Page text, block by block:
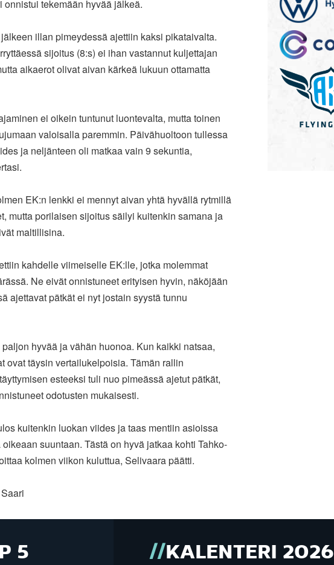
onnistui tekemään hyvää jälkeä.
illan pimeydessä ajettiin kaksi pikataivalta.
sijoitus (8:s) ei ihan vastannut kuljettajan
aikaerot olivat aivan kärkeä lukuun ottamatta
ei oikein tuntunut luontevalta, mutta toinen
valoisalla paremmin. Päivähuoltoon tullessa
ja neljänteen oli matkaa vain 9 sekuntia,
EK:n lenkki ei mennyt aivan yhtä hyvällä rytmillä
mutta porilaisen sijoitus säilyi kuitenkin samana ja
maltillisina.
kahdelle viimeiselle EK:lle, jotka molemmat
Ne eivät onnistuneet erityisen hyvin, näköjään
ajettavat pätkät ei nyt jostain syystä tunnu
hyvää ja vähän huonoa. Kun kaikki natsaa,
ovat täysin vertailukelpoisia. Tämän rallin
esteeksi tuli nuo pimeässä ajetut pätkät,
odotusten mukaisesti.
kuitenkin luokan viides ja taas mentiin asioissa
suuntaan. Tästä on hyvä jatkaa kohti Tahko-
kolmen viikon kuluttua, Selivaara päätti.
5 KALENTERI 2026